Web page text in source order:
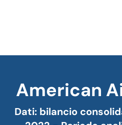
American
Dati: bilancio
Tu sei